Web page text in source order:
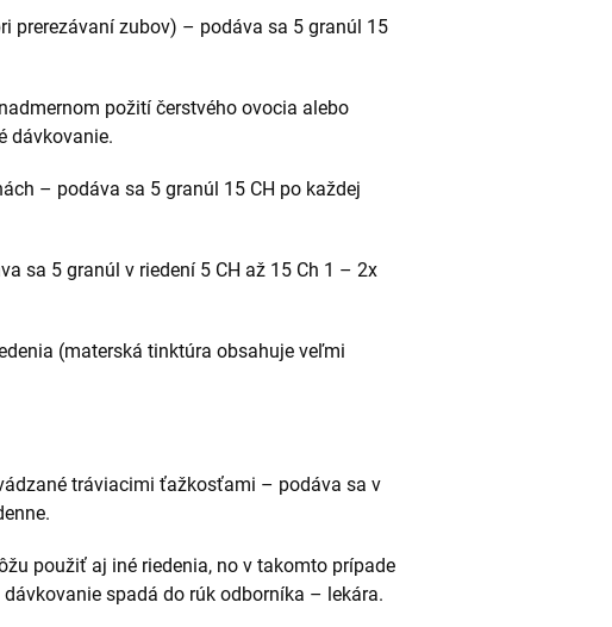
prerezávaní zubov) – podáva sa 5 granúl 15
požití čerstvého ovocia alebo
dávkovanie.
– podáva sa 5 granúl 15 CH po každej
sa 5 granúl v riedení 5 CH až 15 Ch 1 – 2x
(materská tinktúra obsahuje veľmi
tráviacimi ťažkosťami – podáva sa v
použiť aj iné riedenia, no v takomto prípade
spadá do rúk odborníka – lekára.